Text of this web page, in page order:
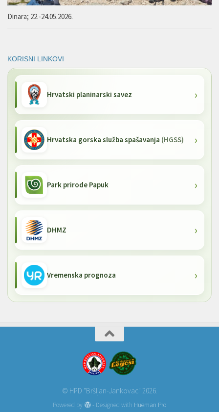
Dinara; 22.-24.05.2026.
KORISNI LINKOVI
Hrvatski planinarski savez
Hrvatska gorska služba spašavanja (HGSS)
Park prirode Papuk
DHMZ
Vremenska prognoza
© HPD "Bršljan-Jankovac" 2026.
Powered by - Designed with Hueman Pro